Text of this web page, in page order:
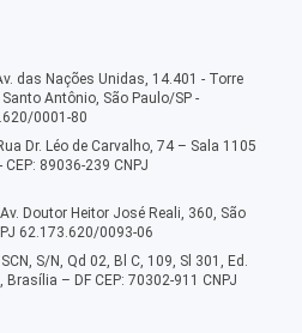
das Nações Unidas, 14.401 - Torre
Antônio, São Paulo/SP -
0001-80
Dr. Léo de Carvalho, 74 – Sala 1105
89036-239 CNPJ
Doutor Heitor José Reali, 360, São
62.173.620/0093-06
S/N, Qd 02, Bl C, 109, Sl 301, Ed.
– DF CEP: 70302-911 CNPJ